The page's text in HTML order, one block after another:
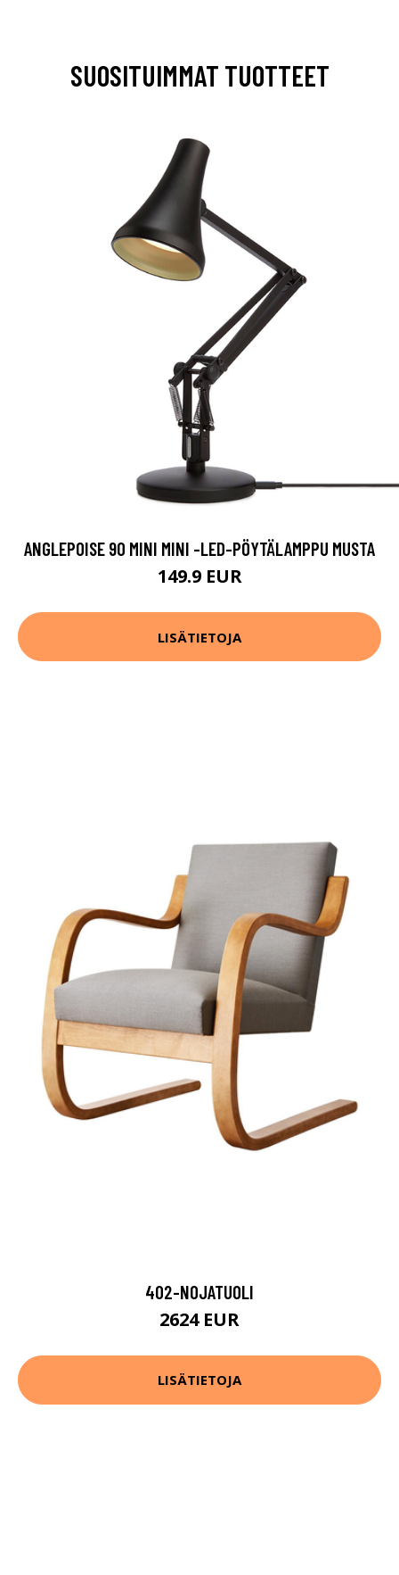
SUOSITUIMMAT TUOTTEET
ANGLEPOISE 90 MINI MINI -LED-PÖYTÄLAMPPU MUSTA
149.9 EUR
LISÄTIETOJA
402-NOJATUOLI
2624 EUR
LISÄTIETOJA